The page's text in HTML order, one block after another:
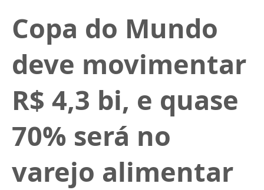
Copa do Mundo
deve movimentar
R$ 4,3 bi, e quase
70% será no
varejo alimentar